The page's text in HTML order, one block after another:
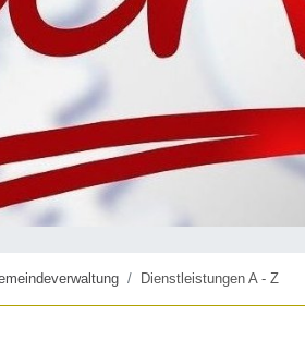
Dienstleistungen A - Z